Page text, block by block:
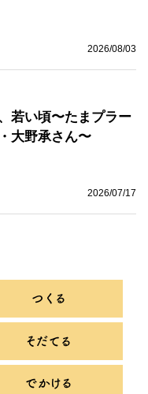
2026/08/03
若い頃〜たまプラー
大野承さん〜
2026/07/17